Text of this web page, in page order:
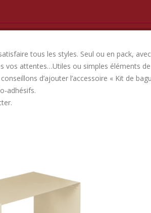
tous les styles. Seul ou en pack,
attentes…Utiles ou simples éléments
d’ajouter l’accessoire « Kit de
adhésifs.